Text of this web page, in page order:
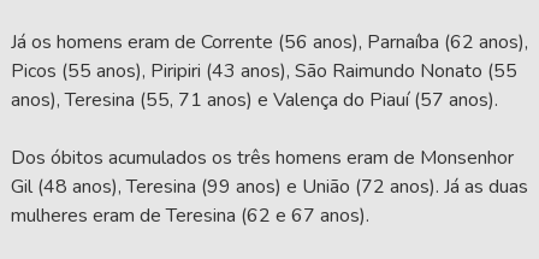
Já os homens eram de Corrente (56 anos), Parnaíba (62 anos),
Picos (55 anos), Piripiri (43 anos), São Raimundo Nonato (55
anos), Teresina (55, 71 anos) e Valença do Piauí (57 anos).
Dos óbitos acumulados os três homens eram de Monsenhor
Gil (48 anos), Teresina (99 anos) e União (72 anos). Já as duas
mulheres eram de Teresina (62 e 67 anos).